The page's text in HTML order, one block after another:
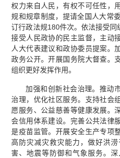
权力来自人民，有权不可任性，
规和规章制度，提请全国人大常
订行政法规180件次。依法接受
接受人民政协的民主监督，主动
人大代表建议和政协委员提案。
政务公开。开展国务院大督查。
组织更好发挥作用。
加强和创新社会治理。推动
治理，优化社区服务。支持社会
愿服务、公益慈善等健康发展。
会信用体系建设。完善公共法律
是疫苗监管。开展安全生产专项
高防灾减灾救灾能力，做好洪
害、地震等防御和气象服务。